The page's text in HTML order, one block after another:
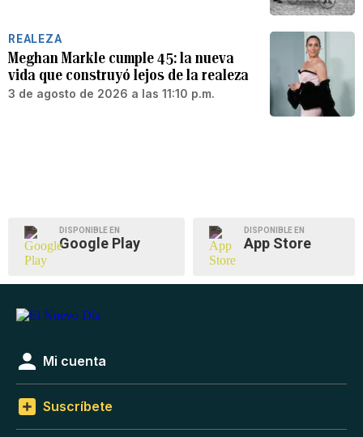
REALEZA
Meghan Markle cumple 45: la nueva
vida que construyó lejos de la realeza
3 de agosto de 2026 a las 11:10 p.m.
DISPONIBLE EN
Google Play
DISPONIBLE EN
App Store
Mi cuenta
Suscríbete